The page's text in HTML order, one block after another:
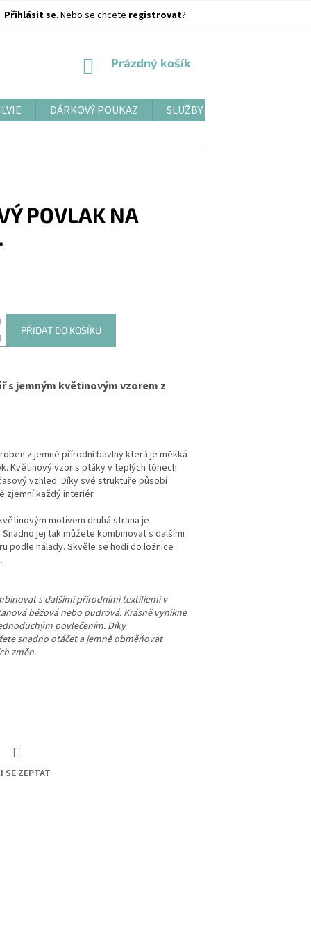
Přihlásit se. Nebo se chcete registrovat?
NÁKUPNÍ
Prázdný košík
DÁRKOVÝ POUKAZ SLUŽBY
POVLAK NA
PŘIDAT DO KOŠÍKU
s jemným květinovým vzorem z
z jemné přírodní bavlny která je měkká
Květinový vzor s ptáky v teplých tónech
vzhled. Díky své struktuře působí
zjemní každý interiér.
motivem druhá strana je
jej tak můžete kombinovat s dalšími
podle nálady. Skvěle se hodí do ložnice
s dalšími přírodními textiliemi v
béžová nebo pudrová. Krásně vynikne
povlečením. Díky
snadno otáčet a jemně obměňovat
změn.
SE ZEPTAT